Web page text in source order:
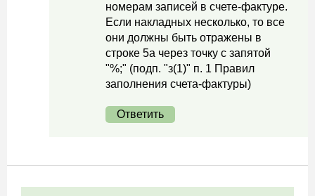
номерам записей в счете-фактуре.
Если накладных несколько, то все
они должны быть отражены в
строке 5а через точку с запятой
"%;" (подп. "з(1)" п. 1 Правил
заполнения счета-фактуры)
Ответить